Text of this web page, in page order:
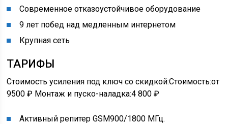
Современное отказоустойчивое оборудование
9 лет побед над медленным интернетом
Крупная сеть
ТАРИФЫ
Стоимость усиления под ключ со скидкой:Стоимость:от
9500 ₽ Монтаж и пуско-наладка:4 800 ₽
Активный репитер GSM900/1800 МГц.